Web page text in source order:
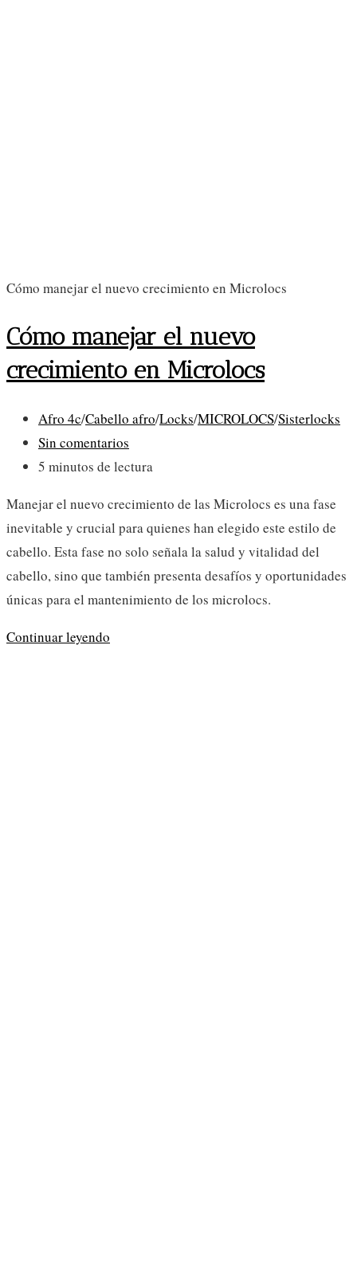
Cómo manejar el nuevo crecimiento en Microlocs
Cómo manejar el nuevo
crecimiento en Microlocs
Categoría
de
la
Afro 4c/Cabello afro/Locks/MICROLOCS/Sisterlocks
Comentarios
de
entrada:
Sin comentarios
Tiempo
lectura:
5 minutos de lectura
Manejar el nuevo crecimiento de las Microlocs es una fase
inevitable y crucial para quienes han elegido este estilo de
cabello. Esta fase no solo señala la salud y vitalidad del
cabello, sino que también presenta desafíos y oportunidades
únicas para el mantenimiento de los microlocs.
Continuar leyendo